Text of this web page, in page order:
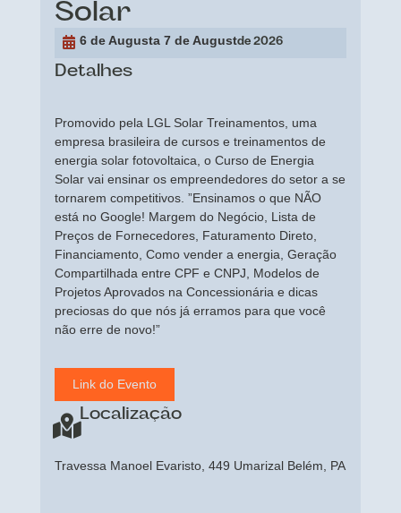
Solar
6 de Augusta 7 de Augustde 2026
Detalhes
Promovido pela LGL Solar Treinamentos, uma
empresa brasileira de cursos e treinamentos de
energia solar fotovoltaica, o Curso de Energia
Solar vai ensinar os empreendedores do setor a se
tornarem competitivos. ”Ensinamos o que NÃO
está no Google! Margem do Negócio, Lista de
Preços de Fornecedores, Faturamento Direto,
Financiamento, Como vender a energia, Geração
Compartilhada entre CPF e CNPJ, Modelos de
Projetos Aprovados na Concessionária e dicas
preciosas do que nós já erramos para que você
não erre de novo!”
Link do Evento
Localização
Travessa Manoel Evaristo, 449 Umarizal Belém, PA